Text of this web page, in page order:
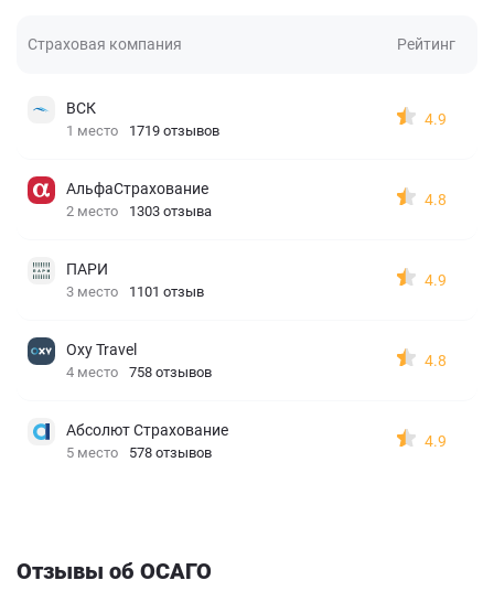
Страховая компания Рейтинг
ВСК
1 место 1719 отзывов
4.9
АльфаСтрахование
2 место 1303 отзыва
4.8
ПАРИ
3 место 1101 отзыв
4.9
Oxy Travel
4 место 758 отзывов
4.8
Абсолют Страхование
5 место 578 отзывов
4.9
Отзывы об ОСАГО